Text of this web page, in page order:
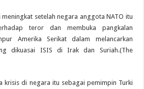
meningkat setelah negara anggota NATO itu
teror dan membuka pangkalan
Amerika Serikat dalam melancarkan
dikuasai ISIS di Irak dan Suriah.(The
krisis di negara itu sebagai pemimpin Turki